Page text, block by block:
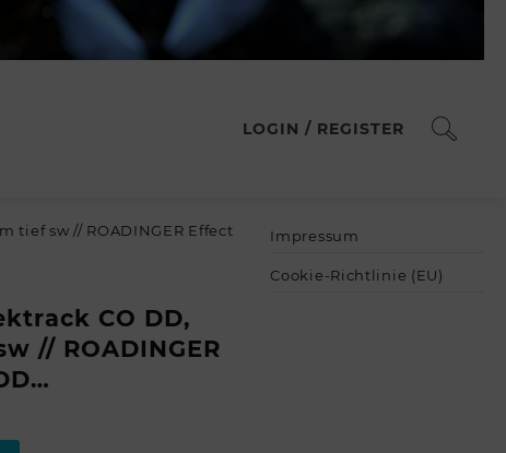
LOGIN / REGISTER
tief sw // ROADINGER Effect
CO DD,
// ROADINGER
Impressum
Cookie-Richtlinie (EU)